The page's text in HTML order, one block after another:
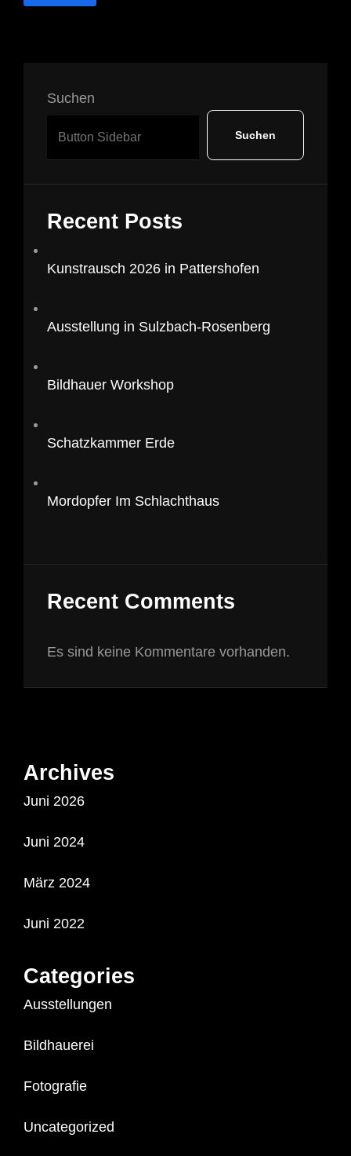
Suchen
Suchen
Recent Posts
Kunstrausch 2026 in Pattershofen
Ausstellung in Sulzbach-Rosenberg
Bildhauer Workshop
Schatzkammer Erde
Mordopfer Im Schlachthaus
Recent Comments
Es sind keine Kommentare vorhanden.
Archives
Juni 2026
Juni 2024
März 2024
Juni 2022
Categories
Ausstellungen
Bildhauerei
Fotografie
Uncategorized